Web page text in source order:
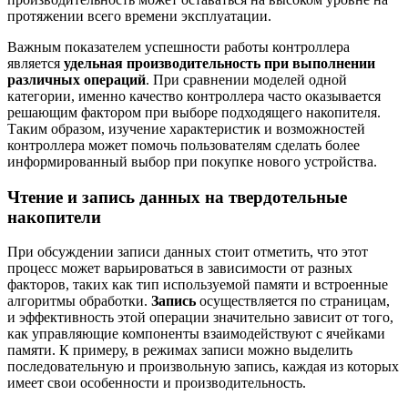
протяжении всего времени эксплуатации.
Важным показателем успешности работы контроллера
является удельная производительность при выполнении
различных операций. При сравнении моделей одной
категории, именно качество контроллера часто оказывается
решающим фактором при выборе подходящего накопителя.
Таким образом, изучение характеристик и возможностей
контроллера может помочь пользователям сделать более
информированный выбор при покупке нового устройства.
Чтение и запись данных на твердотельные
накопители
При обсуждении записи данных стоит отметить, что этот
процесс может варьироваться в зависимости от разных
факторов, таких как тип используемой памяти и встроенные
алгоритмы обработки. Запись осуществляется по страницам,
и эффективность этой операции значительно зависит от того,
как управляющие компоненты взаимодействуют с ячейками
памяти. К примеру, в режимах записи можно выделить
последовательную и произвольную запись, каждая из которых
имеет свои особенности и производительность.